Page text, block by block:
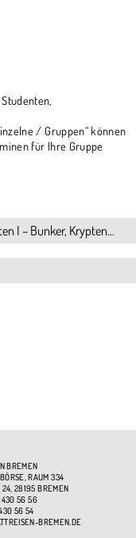
/ Gruppen“ können
für Ihre Gruppe
BREMEN
RAUM 334
24, 28195 BREMEN
430 56 56
56 54
BREMEN.DE